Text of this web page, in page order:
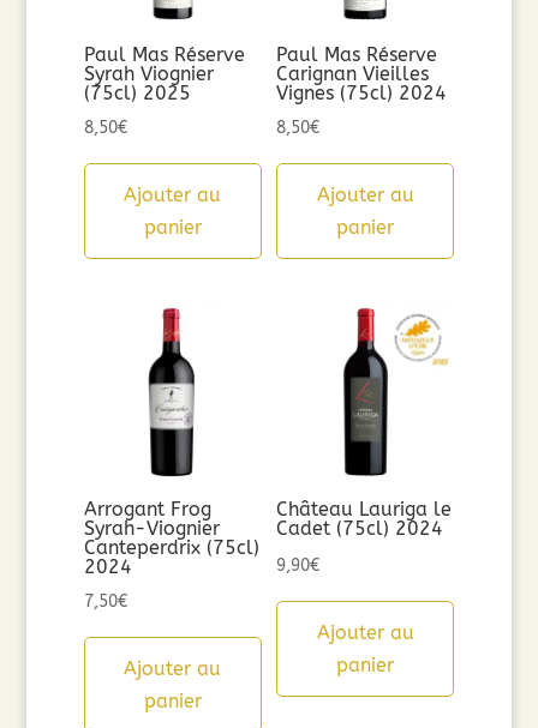
Paul Mas Réserve
Syrah Viognier
(75cl) 2025
8,50€
Ajouter au
panier
Paul Mas Réserve
Carignan Vieilles
Vignes (75cl) 2024
8,50€
Ajouter au
panier
Arrogant Frog
Syrah-Viognier
Canteperdrix (75cl)
2024
7,50€
Ajouter au
panier
Château Lauriga le
Cadet (75cl) 2024
9,90€
Ajouter au
panier